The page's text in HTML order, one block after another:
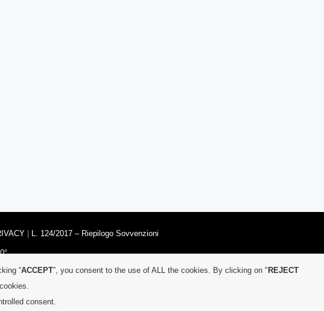
L. 124/2017 – Riepilogo Sovvenzioni
“ACCEPT”, you consent to the use of ALL the cookies. By clicking on " REJECT
consent.